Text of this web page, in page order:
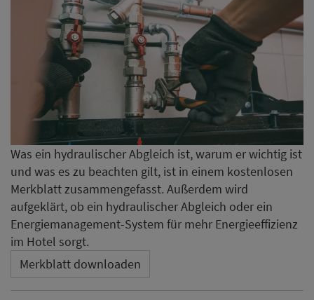
Was ein hydraulischer Abgleich ist, warum er wichtig ist
und was es zu beachten gilt, ist in einem kostenlosen
Merkblatt zusammengefasst. Außerdem wird
aufgeklärt, ob ein hydraulischer Abgleich oder ein
Energiemanagement-System für mehr Energieeffizienz
im Hotel sorgt.
Merkblatt downloaden